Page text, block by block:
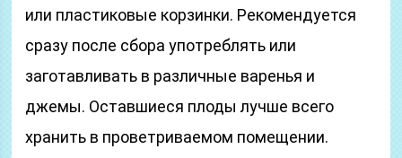
или пластиковые корзинки. Рекомендуется
сразу после сбора употреблять или
заготавливать в различные варенья и
джемы. Оставшиеся плоды лучше всего
хранить в проветриваемом помещении.